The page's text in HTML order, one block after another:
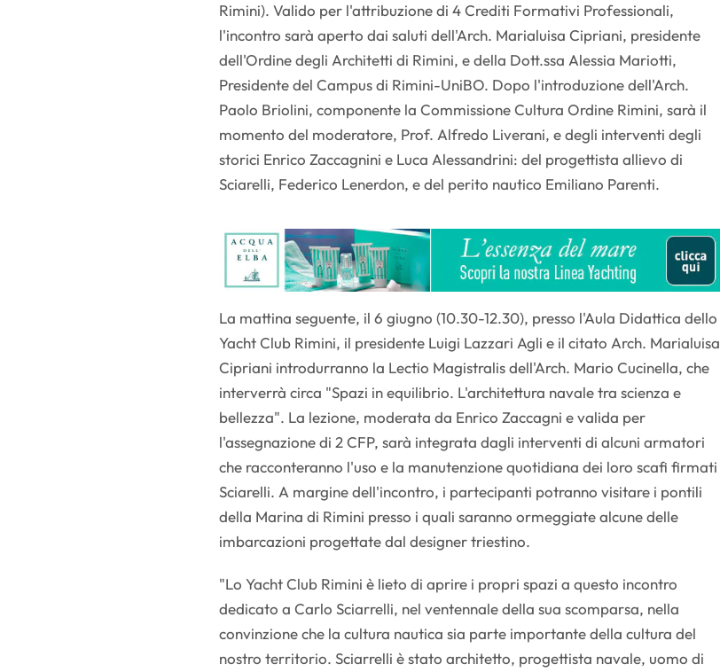
Rimini). Valido per l'attribuzione di 4 Crediti Formativi Professionali,
l'incontro sarà aperto dai saluti dell'Arch. Marialuisa Cipriani, presidente
dell'Ordine degli Architetti di Rimini, e della Dott.ssa Alessia Mariotti,
Presidente del Campus di Rimini-UniBO. Dopo l'introduzione dell'Arch.
Paolo Briolini, componente la Commissione Cultura Ordine Rimini, sarà il
momento del moderatore, Prof. Alfredo Liverani, e degli interventi degli
storici Enrico Zaccagnini e Luca Alessandrini: del progettista allievo di
Sciarelli, Federico Lenerdon, e del perito nautico Emiliano Parenti.
La mattina seguente, il 6 giugno (10.30-12.30), presso l'Aula Didattica dello
Yacht Club Rimini, il presidente Luigi Lazzari Agli e il citato Arch. Marialuisa
Cipriani introdurranno la Lectio Magistralis dell'Arch. Mario Cucinella, che
interverrà circa "Spazi in equilibrio. L'architettura navale tra scienza e
bellezza". La lezione, moderata da Enrico Zaccagni e valida per
l'assegnazione di 2 CFP, sarà integrata dagli interventi di alcuni armatori
che racconteranno l'uso e la manutenzione quotidiana dei loro scafi firmati
Sciarelli. A margine dell'incontro, i partecipanti potranno visitare i pontili
della Marina di Rimini presso i quali saranno ormeggiate alcune delle
imbarcazioni progettate dal designer triestino.
"Lo Yacht Club Rimini è lieto di aprire i propri spazi a questo incontro
dedicato a Carlo Sciarrelli, nel ventennale della sua scomparsa, nella
convinzione che la cultura nautica sia parte importante della cultura del
nostro territorio. Sciarrelli è stato architetto, progettista navale, uomo di